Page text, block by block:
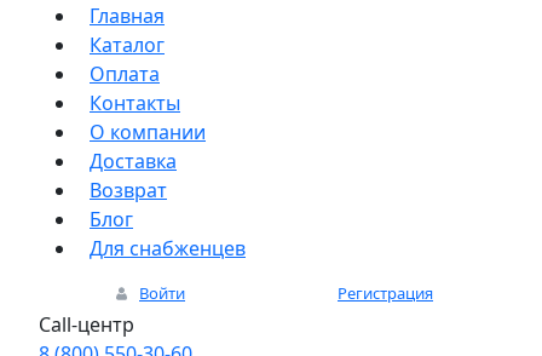
Главная
Каталог
Оплата
Контакты
О компании
Доставка
Возврат
Блог
Для снабженцев
Войти Регистрация
Call-центр